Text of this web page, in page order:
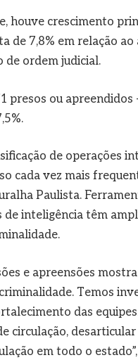
houve crescimento
de 7,8% em relação
ordem judicial.
presos ou
de operações
cada vez mais
Paulista.
de inteligência têm
e apreensões
Temos
das
circulação,
em todo o